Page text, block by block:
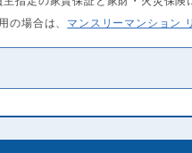
の場合は、 マンスリーマンション